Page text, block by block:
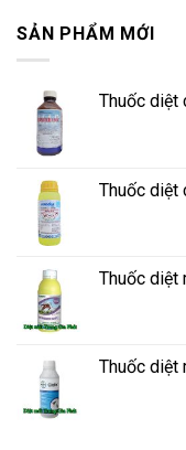
SẢN PHẨM MỚI
Thuốc diệt
Thuốc diệt
Thuốc diệt
Thuốc diệt